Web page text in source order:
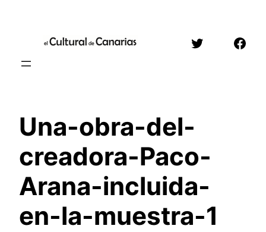
contenido
Twitter
Una-obra-del-
creadora-Paco-
Arana-incluida-
en-la-muestra-1